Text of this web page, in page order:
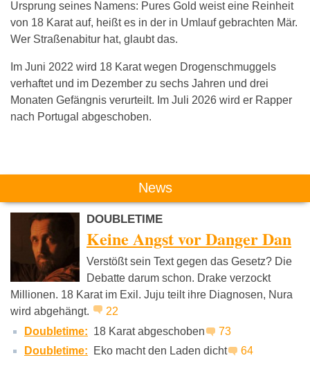
Ursprung seines Namens: Pures Gold weist eine Reinheit
von 18 Karat auf, heißt es in der in Umlauf gebrachten Mär.
Wer Straßenabitur hat, glaubt das.
Im Juni 2022 wird 18 Karat wegen Drogenschmuggels
verhaftet und im Dezember zu sechs Jahren und drei
Monaten Gefängnis verurteilt. Im Juli 2026 wird er Rapper
nach Portugal abgeschoben.
Das könnte Dich auch interessieren:
Pashanim Dardan DJ
News
DOUBLETIME
Keine Angst vor Danger Dan
Verstößt sein Text gegen das Gesetz? Die
Debatte darum schon. Drake verzockt
Millionen. 18 Karat im Exil. Juju teilt ihre Diagnosen, Nura
wird abgehängt.
22
Doubletime: 18 Karat abgeschoben
73
Doubletime:
Eko macht den Laden dicht 64